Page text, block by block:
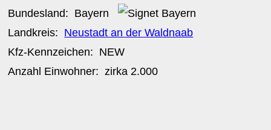
Bundesland: Bayern
Landkreis: Neustadt an der Waldnaab
Kfz-Kennzeichen: NEW
Anzahl Einwohner: zirka 2.000